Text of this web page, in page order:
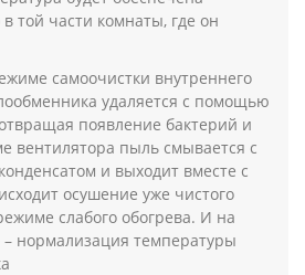
той части комнаты, где он
самоочистки внутреннего
удаляется с помощью
появление бактерий и
вентилятора пыль смывается с
и выходит вместе с
осушение уже чистого
слабого обогрева. И на
нормализация температуры